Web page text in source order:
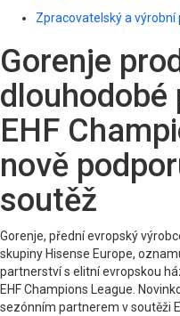
Zpracovatelský a výrobní
Gorenje
EHF
nově
soutěž
Gorenje, přední evropský
skupiny Hisense Europe,
partnerství s elitní evropskou
EHF Champions League.
sezónním partnerem v soutěži